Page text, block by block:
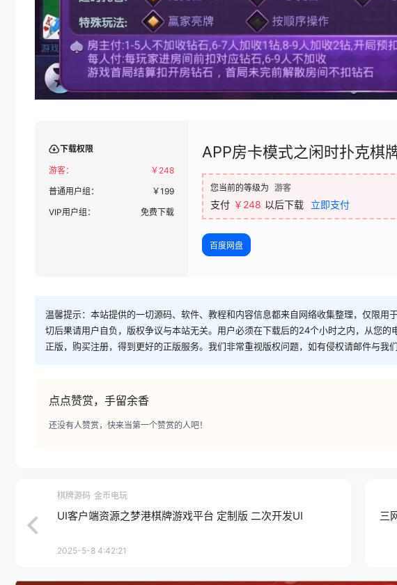
下载权限
游客： ￥ 248
普通用户组：
￥199
VIP用户组：
免费下载
APP房卡模式之闲时扑克棋
您当前的等级为 游客
支付 ￥248 以后下载 立即支付
百度网盘
温馨提示：本站提供的一切源码、软件、教程和内容信息都来自网络收集整理，仅限
切后果请用户自负，版权争议与本站无关。用户必须在下载后的24个小时之内，从您
正版，购买注册，得到更好的正版服务。我们非常重视版权问题，如有侵权请邮件与我
点点赞赏，手留余香
还没有人赞赏，快来当第一个赞赏的人吧！
棋牌源码 金币电玩
UI客户端资源之梦港棋牌游戏平台 定制版 二次开发UI
2025-5-8 4:42:21
三